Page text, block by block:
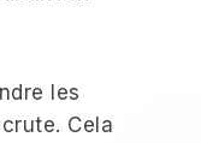
les
Cela